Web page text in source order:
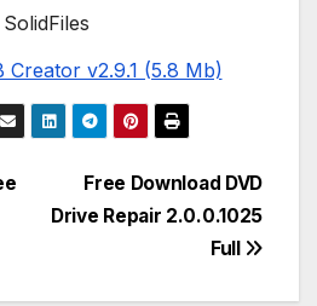
SolidFiles
Creator v2.9.1 (5.8 Mb)
Free Download DVD
Drive Repair 2.0.0.1025
Full